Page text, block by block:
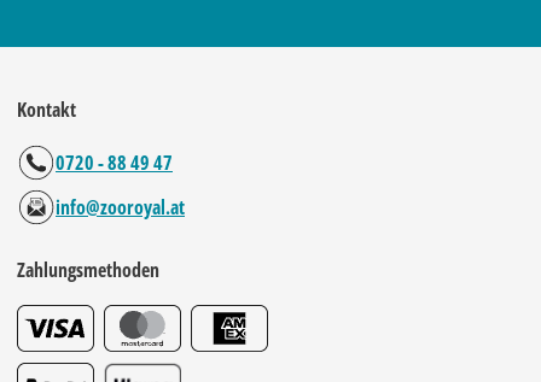
Kontakt
0720 - 88 49 47
info@zooroyal.at
Zahlungsmethoden